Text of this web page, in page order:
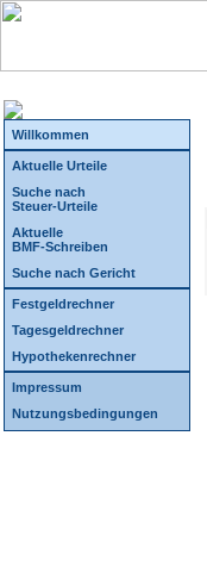
Willkommen
Aktuelle Urteile
Suche nach
Steuer-Urteile
Aktuelle
BMF-Schreiben
Suche nach Gericht
Festgeldrechner
Tagesgeldrechner
Hypothekenrechner
Impressum
Nutzungsbedingungen